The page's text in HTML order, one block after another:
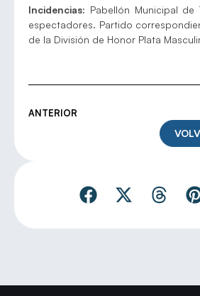
Incidencias: Pabellón Municipal
espectadores. Partido
de la División de Honor Plata
ANTERIOR